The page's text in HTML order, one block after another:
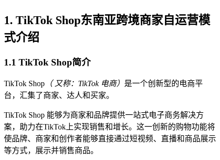
1. TikTok Shop东南亚跨境商家自运营模
式介绍
1.1 TikTok Shop简介
TikTok Shop （ 又称：TikTok 电商） 是一个创新型的电商平
台，汇集了商家、达人和买家。
TikTok Shop 能够为商家和品牌提供一站式电子商务解决方
案，助力在TikTok上实现销售和增长。这一创新的购物功能将
使品牌、商家和创作者能够直接通过短视频、直播和商品展示
等方式，展示并销售商品。